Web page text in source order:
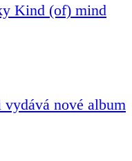
Kind (of) mind
nové album